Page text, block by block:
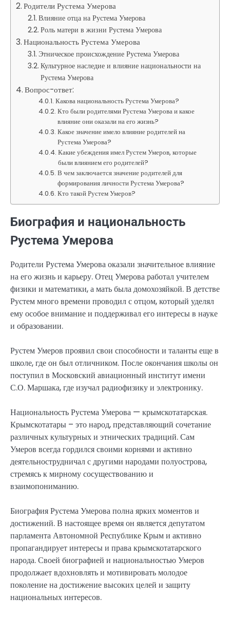
Родители Рустема Умерова
Влияние отца на Рустема Умерова
Роль матери в жизни Рустема Умерова
Национальность Рустема Умерова
Этническое происхождение Рустема Умерова
Культурное наследие и влияние национальности на
Рустема Умерова
Вопрос-ответ:
Какова национальность Рустема Умерова?
Кто были родителями Рустема Умерова и какое
влияние они оказали на его жизнь?
Какое значение имело влияние родителей на
Рустема Умерова?
Какие убеждения имел Рустем Умеров, которые
были влиянием его родителей?
В чем заключается значение родителей для
формирования личности Рустема Умерова?
Кто такой Рустем Умеров?
Биография и национальность
Рустема Умерова
Родители Рустема Умерова оказали значительное влияние
на его жизнь и карьеру. Отец Умерова работал учителем
физики и математики, а мать была домохозяйкой. В детстве
Рустем много времени проводил с отцом, который уделял
ему особое внимание и поддерживал его интересы в науке
и образовании.
Рустем Умеров проявил свои способности и таланты еще в
школе, где он был отличником. После окончания школы он
поступил в Московский авиационный институт имени
С.О. Маршака, где изучал радиофизику и электронику.
Национальность Рустема Умерова — крымскотатарская.
Крымскотатары – это народ, представляющий сочетание
различных культурных и этнических традиций. Сам
Умеров всегда гордился своими корнями и активно
деятельнострудничал с другими народами полуострова,
стремясь к мирному сосуществованию и
взаимопониманию.
Биография Рустема Умерова полна ярких моментов и
достижений. В настоящее время он является депутатом
парламента Автономной Республике Крым и активно
пропагандирует интересы и права крымскотатарского
народа. Своей биографией и национальностью Умеров
продолжает вдохновлять и мотивировать молодое
поколение на достижение высоких целей и защиту
национальных интересов.